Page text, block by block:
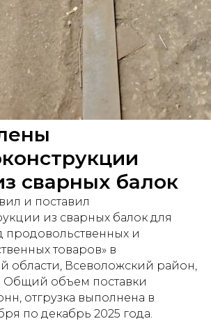
сварных балок
и поставил
из сварных балок для
продовольственных и
товаров» в
области, Всеволожский район,
объем поставки
отгрузка выполнена в
по декабрь 2025 года.